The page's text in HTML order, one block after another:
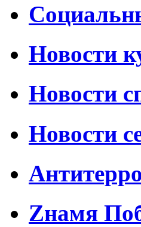
Новости
Новости
Новости
Zнамя